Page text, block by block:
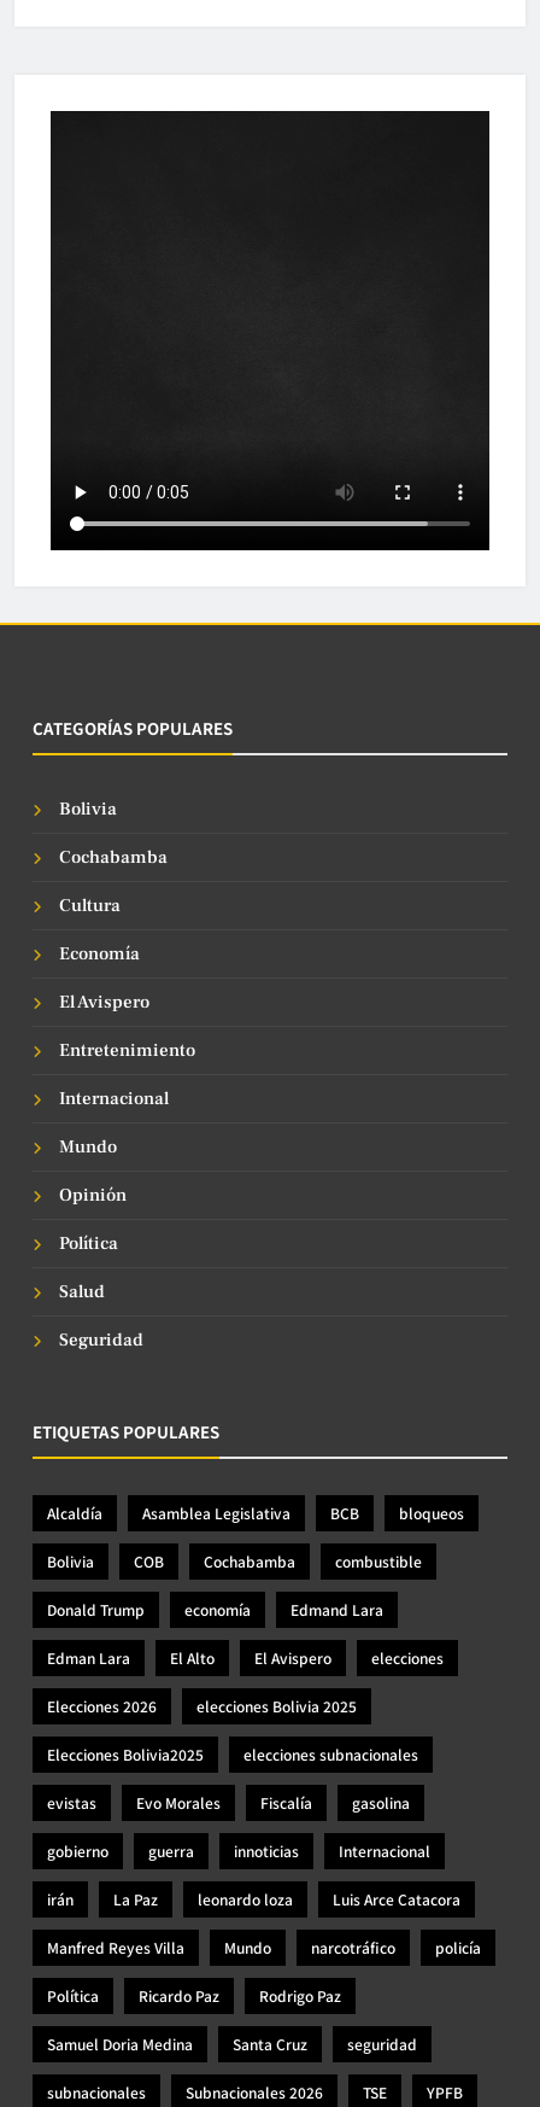
CATEGORÍAS POPULARES
Bolivia
Cochabamba
Cultura
Economía
El Avispero
Entretenimiento
Internacional
Mundo
Opinión
Política
Salud
Seguridad
ETIQUETAS POPULARES
Alcaldía Asamblea Legislativa BCB bloqueos
Bolivia COB Cochabamba combustible
Donald Trump economía Edmand Lara
Edman Lara El Alto El Avispero elecciones
Elecciones 2026 elecciones Bolivia 2025
Elecciones Bolivia2025 elecciones subnacionales
evistas Evo Morales Fiscalía gasolina
gobierno guerra innoticias Internacional
irán La Paz leonardo loza Luis Arce Catacora
Manfred Reyes Villa Mundo narcotráfico policía
Política Ricardo Paz Rodrigo Paz
Samuel Doria Medina Santa Cruz seguridad
subnacionales Subnacionales 2026 TSE YPFB